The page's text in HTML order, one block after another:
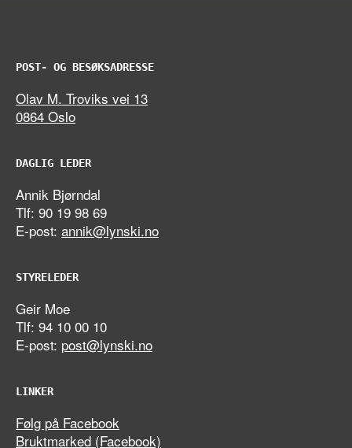
POST- OG BESØKSADRESSE
Olav M. Troviks vei 13
0864 Oslo
DAGLIG LEDER
Annik Bjørndal
Tlf: 90 19 98 69
E-post: annik@lynski.no
STYRELEDER
Geir Moe
Tlf: 94 10 00 10
E-post: post@lynski.no
LINKER
Følg på Facebook
Bruktmarked (Facebook)